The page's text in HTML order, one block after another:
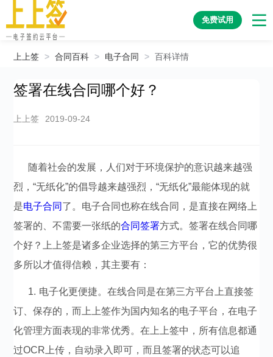
免费试用
上上签 > 合同百科 > 电子合同 > 百科详情
签署在线合同哪个好？
上上签 2019-09-24
随着社会的发展，人们对于环境保护的意识越来越强
烈，“无纸化”的倡导越来越强烈，“无纸化”最能体现的就
是电子合同 了。电子合同也称在线合同，是直接在网络上
签署的、不需要一张纸的合同签署方式。签署在线合同哪
个好？上上签是诸多企业选择的第三方平台，它的优势很
多所以才值得信赖，其主要有：
1. 电子化更便捷。在线合同是在第三方平台上直接签
订、保存的，而上上签作为国内知名的电子平台，在电子
化管理方面表现的非常优秀。在上上签中， 所有信息都通
过OCR上传，自动录入即可，而且签署的状态可以追